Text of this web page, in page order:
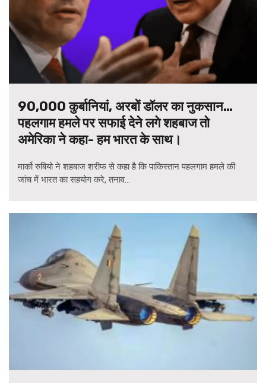
90,000 कुर्बानियां, अरबों डॉलर का नुकसान…
पहलगाम हमले पर सफाई देने लगे शहबाज तो
अमेरिका ने कहा- हम भारत के साथ।
मार्को रुबियो ने शहबाज शरीफ से कहा है कि पाकिस्तान पहलगाम हमले की
जांच में भारत का सहयोग करे, तनाव...